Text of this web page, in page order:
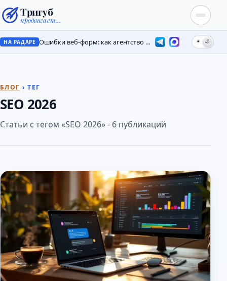
Тригуб
продвигает…
НА РАДАРЕ Ошибки веб-форм: как агентство потеряло лиды на месяцы ☀ 🌙
БЛОГ › ТЕГ
SEO 2026
Статьи с тегом «SEO 2026» - 6 публикаций